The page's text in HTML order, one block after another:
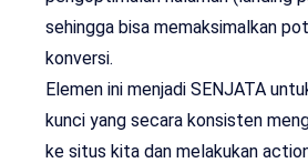
sehingga bisa memaksimalkan
konversi.
Elemen ini menjadi SENJATA
kunci yang secara konsisten
ke situs kita dan melakukan